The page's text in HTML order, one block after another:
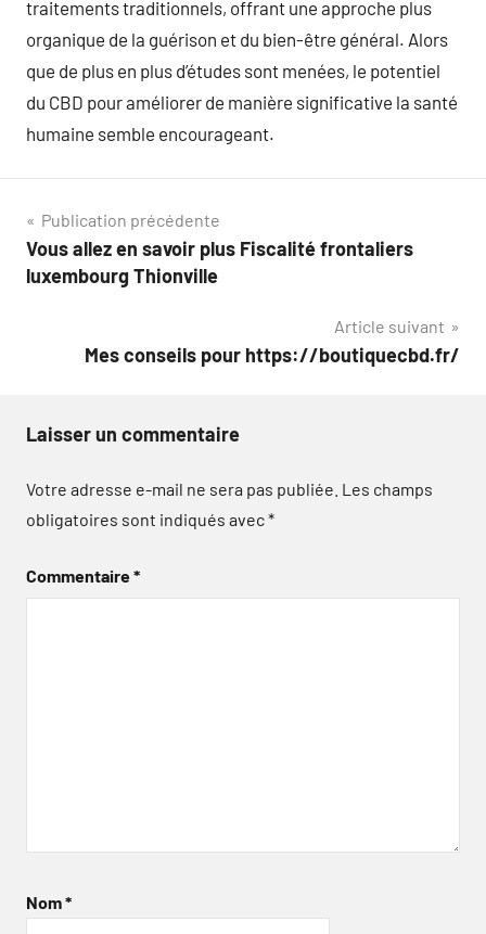
traitements traditionnels, offrant une approche plus
organique de la guérison et du bien-être général. Alors
que de plus en plus d’études sont menées, le potentiel
du CBD pour améliorer de manière significative la santé
humaine semble encourageant.
Navigation
de
Publication précédente
Vous allez en savoir plus Fiscalité frontaliers
luxembourg Thionville
Article suivant
Mes conseils pour https://boutiquecbd.fr/
Laisser un commentaire
Votre adresse e-mail ne sera pas publiée. Les champs
obligatoires sont indiqués avec*
Commentaire*
Nom*